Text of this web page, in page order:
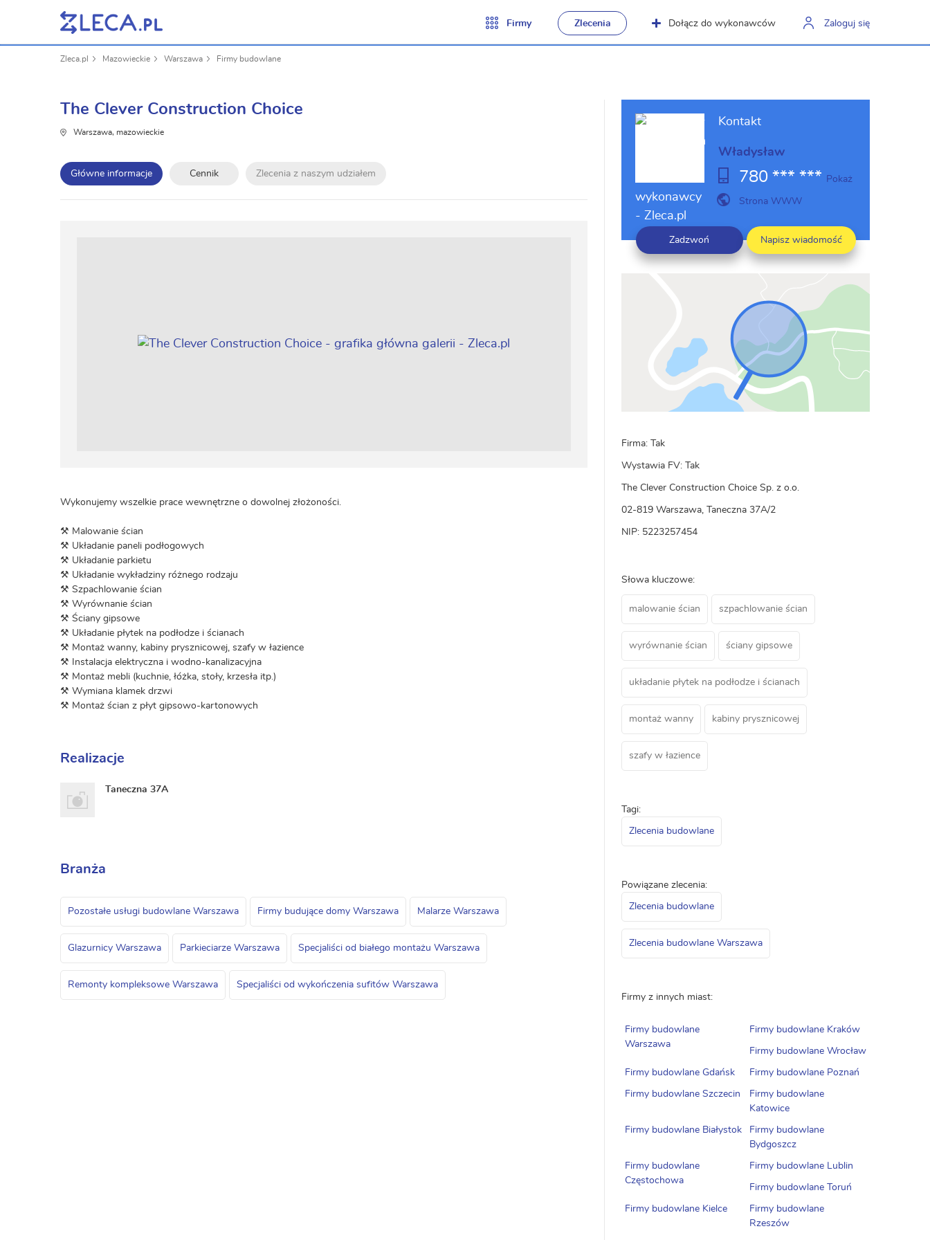
Firmy Zlecenia Dołącz do wykonawców Zaloguj się
Zleca.pl Mazowieckie Warszawa Firmy budowlane
The Clever Construction Choice
Warszawa, mazowieckie
Główne informacje Cennik Zlecenia z naszym udziałem
Wykonujemy wszelkie prace wewnętrzne o dowolnej złożoności.
⚒ Malowanie ścian
⚒ Układanie paneli podłogowych
⚒ Układanie parkietu
⚒ Układanie wykładziny różnego rodzaju
⚒ Szpachlowanie ścian
⚒ Wyrównanie ścian
⚒ Ściany gipsowe
⚒ Układanie płytek na podłodze i ścianach
⚒ Montaż wanny, kabiny prysznicowej, szafy w łazience
⚒ Instalacja elektryczna i wodno-kanalizacyjna
⚒ Montaż mebli (kuchnie, łóżka, stoły, krzesła itp.)
⚒ Wymiana klamek drzwi
⚒ Montaż ścian z płyt gipsowo-kartonowych
Realizacje
Taneczna 37A
Branża
Pozostałe usługi budowlane Warszawa Firmy budujące domy Warszawa Malarze Warszawa
Glazurnicy Warszawa Parkieciarze Warszawa Specjaliści od białego montażu Warszawa
Remonty kompleksowe Warszawa Specjaliści od wykończenia sufitów Warszawa
Kontakt
Władysław
780 *** *** Pokaż
Strona WWW
Zadzwoń Napisz wiadomość
Firma: Tak
Wystawia FV: Tak
The Clever Construction Choice Sp. z o.o.
02-819 Warszawa, Taneczna 37A/2
NIP: 5223257454
Słowa kluczowe:
malowanie ścian szpachlowanie ścian
wyrównanie ścian ściany gipsowe
układanie płytek na podłodze i ścianach
montaż wanny kabiny prysznicowej
szafy w łazience
Tagi:
Zlecenia budowlane
Powiązane zlecenia:
Zlecenia budowlane
Zlecenia budowlane Warszawa
Firmy z innych miast:
Firmy budowlane
Warszawa
Firmy budowlane Kraków
Firmy budowlane Wrocław
Firmy budowlane Gdańsk Firmy budowlane Poznań
Firmy budowlane Szczecin
Firmy budowlane
Katowice
Firmy budowlane Białystok
Firmy budowlane
Bydgoszcz
Firmy budowlane
Częstochowa
Firmy budowlane Lublin
Firmy budowlane Toruń
Firmy budowlane Kielce
Firmy budowlane
Rzeszów